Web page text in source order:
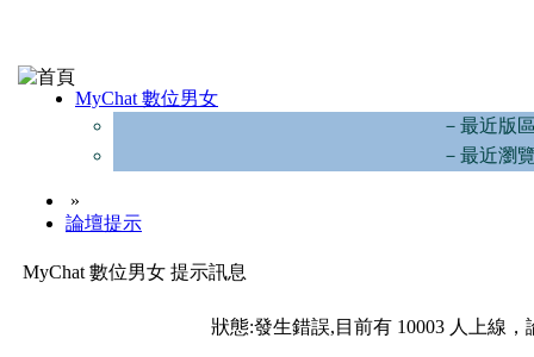
MyChat 數位男女
－最近版
－最近瀏
»
論壇提示
MyChat 數位男女 提示訊息
狀態:發生錯誤,目前有 10003 人上線